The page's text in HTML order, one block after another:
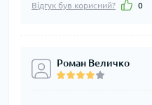
Відгук був корисний? 0
Роман Величко